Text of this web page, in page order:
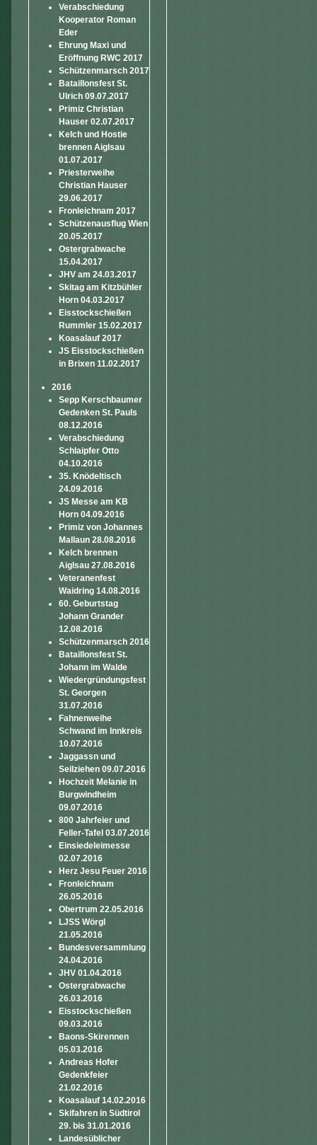
Verabschiedung
Kooperator Roman
Eder
Ehrung Maxi und
Eröffnung RWC 2017
Schützenmarsch 2017
Bataillonsfest St.
Ulrich 09.07.2017
Primiz Christian
Hauser 02.07.2017
Kelch und Hostie
brennen Aiglsau
01.07.2017
Priesterweihe
Christian Hauser
29.06.2017
Fronleichnam 2017
Schützenausflug Wien
20.05.2017
Ostergrabwache
15.04.2017
JHV am 24.03.2017
Skitag am Kitzbühler
Horn 04.03.2017
Eisstockschießen
Rummler 15.02.2017
Koasalauf 2017
JS Eisstockschießen
in Brixen 11.02.2017
2016
Sepp Kerschbaumer
Gedenken St. Pauls
08.12.2016
Verabschiedung
Schlaipfer Otto
04.10.2016
35. Knödeltisch
24.09.2016
JS Messe am KB
Horn 04.09.2016
Primiz von Johannes
Mallaun 28.08.2016
Kelch brennen
Aiglsau 27.08.2016
Veteranenfest
Waidring 14.08.2016
60. Geburtstag
Johann Grander
12.08.2016
Schützenmarsch 2016
Bataillonsfest St.
Johann im Walde
Wiedergründungsfest
St. Georgen
31.07.2016
Fahnenweihe
Schwand im Innkreis
10.07.2016
Jaggassn und
Seilziehen 09.07.2016
Hochzeit Melanie in
Burgwindheim
09.07.2016
800 Jahrfeier und
Feller-Tafel 03.07.2016
Einsiedeleimesse
02.07.2016
Herz Jesu Feuer 2016
Fronleichnam
26.05.2016
Obertrum 22.05.2016
LJSS Wörgl
21.05.2016
Bundesversammlung
24.04.2016
JHV 01.04.2016
Ostergrabwache
26.03.2016
Eisstockschießen
09.03.2016
Baons-Skirennen
05.03.2016
Andreas Hofer
Gedenkfeier
21.02.2016
Koasalauf 14.02.2016
Skifahren in Südtirol
29. bis 31.01.2016
Landesüblicher